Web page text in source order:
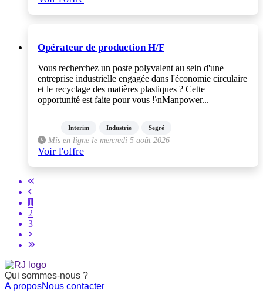
Opérateur de production H/F
Vous recherchez un poste polyvalent au sein d'une
entreprise industrielle engagée dans l'économie circulaire
et le recyclage des matières plastiques ? Cette
opportunité est faite pour vous !\nManpower...
Interim Industrie Segré
Mis en ligne le mercredi 5 août 2026
Voir l'offre
1
2
3
Qui sommes-nous ?
A proposNous contacter